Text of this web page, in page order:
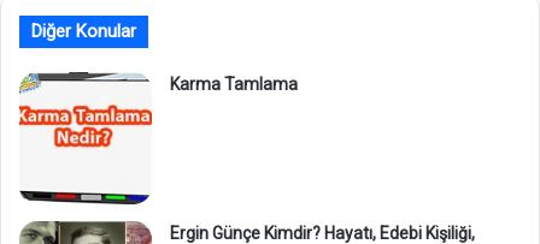
Diğer Konular
Karma Tamlama
Ergin Günçe Kimdir? Hayatı, Edebi Kişiliği,